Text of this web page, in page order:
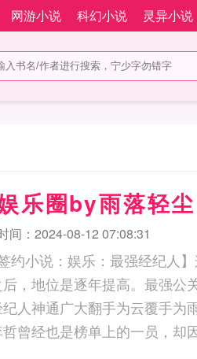
网游小说 科幻小说 灵异小说
乐圈by雨落轻尘
间：2024-08-12 07:08:31
约小说：娱乐：最强经纪人
，地位是逐年提高。最强
人神通广大翻手为云覆手为
曾经也是榜单上的一员，却